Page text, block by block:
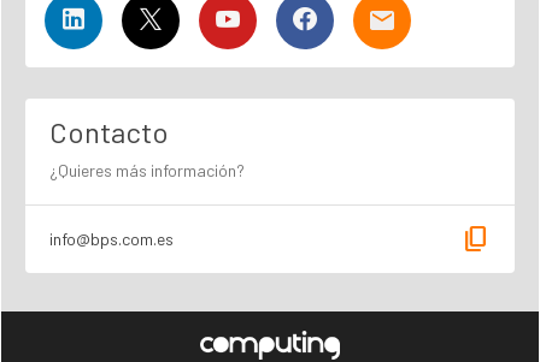
Contacto
¿Quieres más información?
info@bps.com.es content_copy